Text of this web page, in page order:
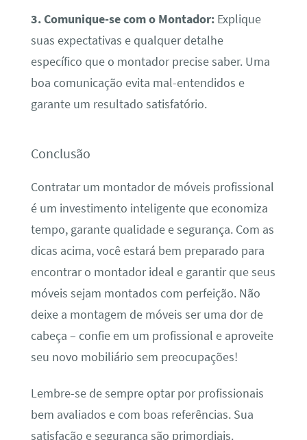
3. Comunique-se com o Montador:Explique
suas expectativas e qualquer detalhe
específico que o montador precise saber. Uma
boa comunicação evita mal-entendidos e
garante um resultado satisfatório.
Conclusão
Contratar um montador de móveis profissional
é um investimento inteligente que economiza
tempo, garante qualidade e segurança. Com as
dicas acima, você estará bem preparado para
encontrar o montador ideal e garantir que seus
móveis sejam montados com perfeição. Não
deixe a montagem de móveis ser uma dor de
cabeça – confie em um profissional e aproveite
seu novo mobiliário sem preocupações!
Lembre-se de sempre optar por profissionais
bem avaliados e com boas referências. Sua
satisfação e segurança são primordiais.